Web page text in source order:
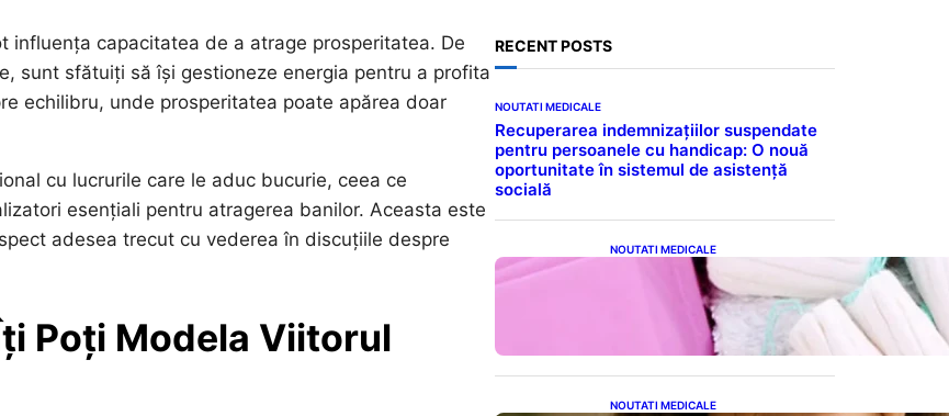
influența capacitatea de a atrage prosperitatea. De
sunt sfătuiți să își gestioneze energia pentru a profita
echilibru, unde prosperitatea poate apărea doar
cu lucrurile care le aduc bucurie, ceea ce
esențiali pentru atragerea banilor. Aceasta este
adesea trecut cu vederea în discuțiile despre
Poți Modela Viitorul
RECENT POSTS
NOUTATI MEDICALE
Recuperarea indemnizațiilor suspendate
pentru persoanele cu handicap: O nouă
oportunitate în sistemul de asistență
socială
NOUTATI MEDICALE
Tampoanele menstruale: O
analiză profundă a riscurilor
legate de metale toxice
NOUTATI MEDICALE